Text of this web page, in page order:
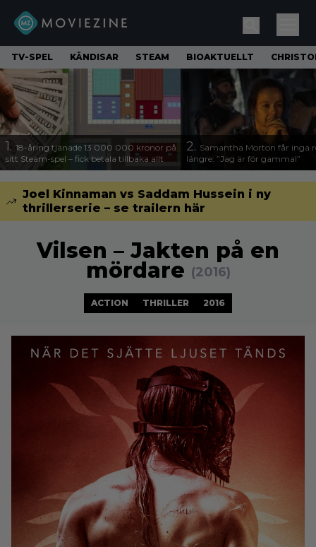
TV-SPEL KÄNDISAR STEAM BIOAKTUELLT
1. 18-åring tjänade 13 000 000 kronor på
sitt Steam-spel – fick betala tillbaka allt
2. Samantha Morton får inga
längre: ”Jag är för gammal”
Joel Kinnaman vs Saddam Hussein i ny
thrillerserie – se trailern här
Vilsen – Jakten på en
mördare (2016)
ACTION THRILLER 2016